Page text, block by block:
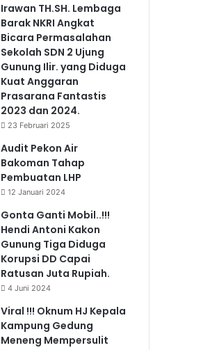
Irawan TH.SH. Lembaga
Barak NKRI Angkat
Bicara Permasalahan
Sekolah SDN 2 Ujung
Gunung Ilir. yang Diduga
Kuat Anggaran
Prasarana Fantastis
2023 dan 2024.
23 Februari 2025
Audit Pekon Air
Bakoman Tahap
Pembuatan LHP
12 Januari 2024
Gonta Ganti Mobil..!!!
Hendi Antoni Kakon
Gunung Tiga Diduga
Korupsi DD Capai
Ratusan Juta Rupiah.
4 Juni 2024
Viral !!! Oknum HJ Kepala
Kampung Gedung
Meneng Mempersulit